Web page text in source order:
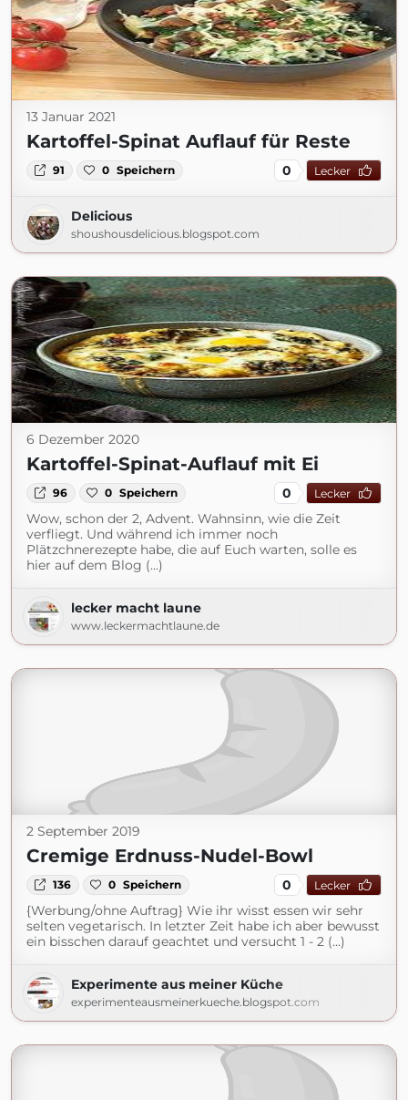
13 Januar 2021
Kartoffel-Spinat Auflauf für Reste
91 0 Speichern 0 Lecker
Delicious
shoushousdelicious.blogspot.com
6 Dezember 2020
Kartoffel-Spinat-Auflauf mit Ei
96 0 Speichern 0 Lecker
Wow, schon der 2, Advent. Wahnsinn, wie die Zeit
verfliegt. Und während ich immer noch
Plätzchnerezepte habe, die auf Euch warten, solle es
hier auf dem Blog (...)
lecker macht laune
www.leckermachtlaune.de
2 September 2019
Cremige Erdnuss-Nudel-Bowl
136 0 Speichern 0 Lecker
{Werbung/ohne Auftrag} Wie ihr wisst essen wir sehr
selten vegetarisch. In letzter Zeit habe ich aber bewusst
ein bisschen darauf geachtet und versucht 1 - 2 (...)
Experimente aus meiner Küche
experimenteausmeinerkueche.blogspot.com